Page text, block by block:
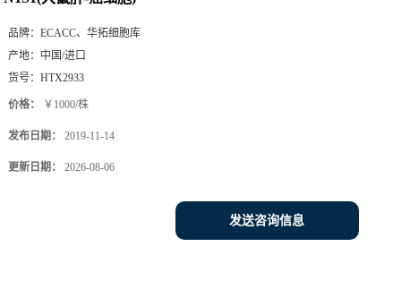
品牌： ECACC、华拓细胞库
产地： 中国/进口
货号： HTX2933
价格： ￥1000/株
发布日期： 2019-11-14
更新日期： 2026-08-06
发送咨询信息